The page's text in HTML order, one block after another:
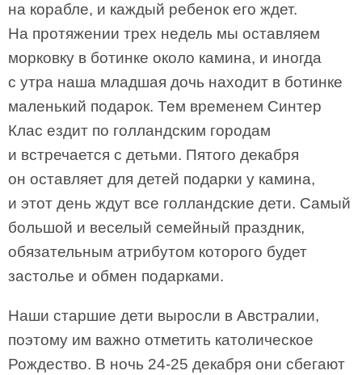
на корабле, и каждый ребенок его ждет.
На протяжении трех недель мы оставляем
морковку в ботинке около камина, и иногда
с утра наша младшая дочь находит в ботинке
маленький подарок. Тем временем Синтер
Клас ездит по голландским городам
и встречается с детьми. Пятого декабря
он оставляет для детей подарки у камина,
и этот день ждут все голландские дети. Самый
большой и веселый семейный праздник,
обязательным атрибутом которого будет
застолье и обмен подарками.
Наши старшие дети выросли в Австралии,
поэтому им важно отметить католическое
Рождество. В ночь 24-25 декабря они сбегают